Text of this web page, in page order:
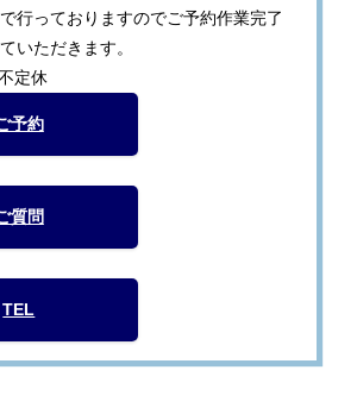
行っておりますのでご予約作業完了
いただきます。
定休
予約
質問
TEL